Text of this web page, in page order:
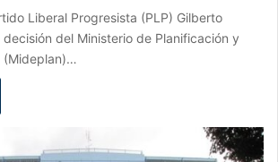
Liberal Progresista (PLP) Gilberto
del Ministerio de Planificación y
(Mideplan)…